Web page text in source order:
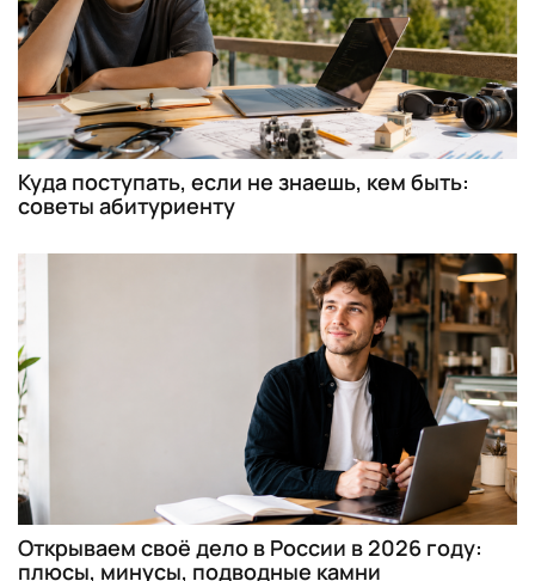
Куда поступать, если не знаешь, кем быть:
советы абитуриенту
Открываем своё дело в России в 2026 году:
плюсы, минусы, подводные камни